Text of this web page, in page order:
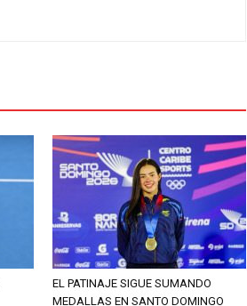
EL PATINAJE SIGUE SUMANDO
MEDALLAS EN SANTO DOMINGO